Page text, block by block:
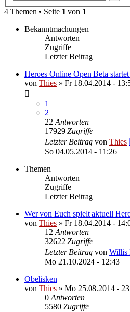
4 Themen • Seite 1 von 1
Bekanntmachungen
Antworten
Zugriffe
Letzter Beitrag
Heroes Online Open Beta
von Thies » Fr 18.04.2014 -
1
2
22 Antworten
17929 Zugriffe
Letzter Beitrag von Thies
So 04.05.2014 - 11:26
Themen
Antworten
Zugriffe
Letzter Beitrag
Wer von Euch spielt aktuell
von Thies » Fr 18.04.2014 -
12 Antworten
32622 Zugriffe
Letzter Beitrag von Willis
Mo 21.10.2024 - 12:43
Obelisken
von Thies » Mo 25.08.2014 -
0 Antworten
5580 Zugriffe